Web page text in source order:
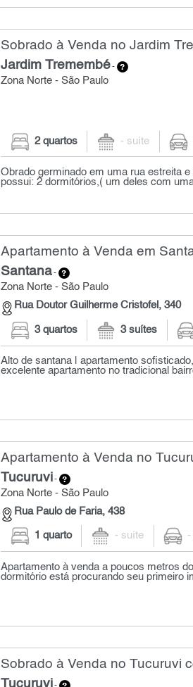
Sobrado à Venda no Jardim
Jardim Tremembé-
Zona Norte - São Paulo
2 quartos - suíte
Obrado germinado em uma rua estreita
possui: 2 dormitórios,( um deles com
Apartamento à Venda em
Santana-
Zona Norte - São Paulo
Rua Doutor Guilherme Cristofel, 340
3 quartos 3 suítes
Alto de santana | apartamento
excelente apartamento no tradicional
Apartamento à Venda no
Tucuruvi-
Zona Norte - São Paulo
Rua Paulo de Faria, 438
1 quarto - suíte -
Apartamento à venda a poucos metros
dormitório está procurando seu primeiro
Sobrado à Venda no Tucuruvi
Tucuruvi